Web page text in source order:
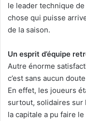
le leader technique
chose qui puisse
de la saison.
Un esprit d’équipe
Autre énorme
c’est sans aucun
En effet, les joueurs
surtout, solidaires sur
la capitale a pu faire